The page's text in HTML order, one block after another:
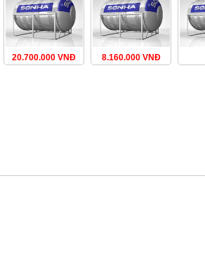
20.700.000 VNĐ 8.160.000 VNĐ